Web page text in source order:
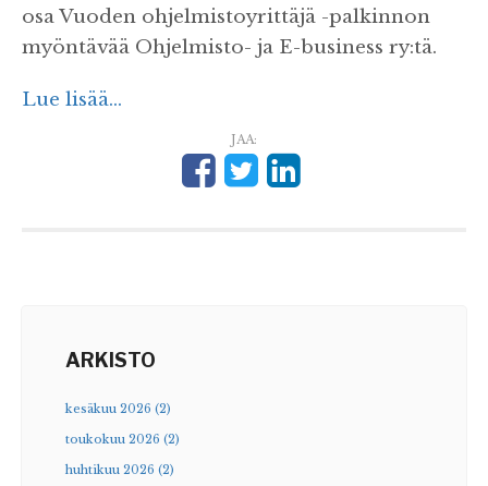
osa Vuoden ohjelmistoyrittäjä -palkinnon
myöntävää Ohjelmisto- ja E-business ry:tä.
Lue lisää...
JAA:
ARKISTO
kesäkuu 2026 (2)
toukokuu 2026 (2)
huhtikuu 2026 (2)